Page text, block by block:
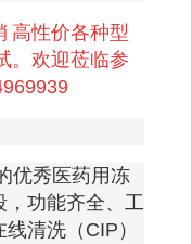
高性价各种型
。欢迎莅临参
优秀医药用冻
功能齐全、工
清洗（ CIP ）